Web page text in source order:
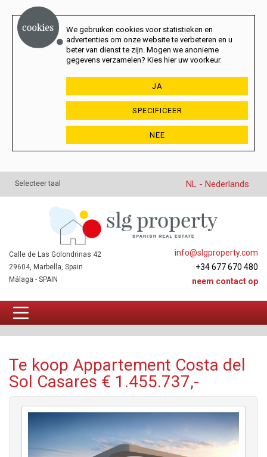
We gebruiken cookies voor statistieken en
advertenties om onze website te verbeteren en u
beter van dienst te zijn. Mogen we anonieme
gegevens verzamelen? Kies hier uw voorkeur.
JA
SPECIFICEER
NEE
Selecteer taal NL - Nederlands
info@slgproperty.com
+34 677 670 480
neem contact op
Calle de Las Golondrinas 42
29604, Marbella, Spain
Málaga - SPAIN
Te koop Appartement Costa del
Sol Casares € 1.455.737,-